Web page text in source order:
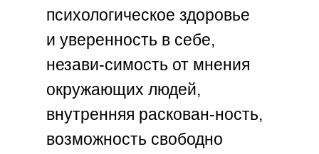
психологическое здоровье
и уверенность в себе,
незави-симость от мнения
окружающих людей,
внутренняя раскован-ность,
возможность свободно